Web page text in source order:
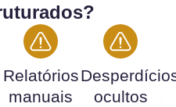
Relatórios
manuais
ocultos